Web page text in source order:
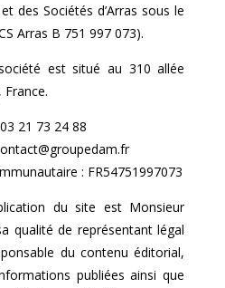
des Sociétés d’Arras sous le
Arras B 751 997 073).
est situé au 310 allée
France.
21 73 24 88
: FR54751997073
du site est Monsieur
qualité de représentant légal
du contenu éditorial,
publiées ainsi que